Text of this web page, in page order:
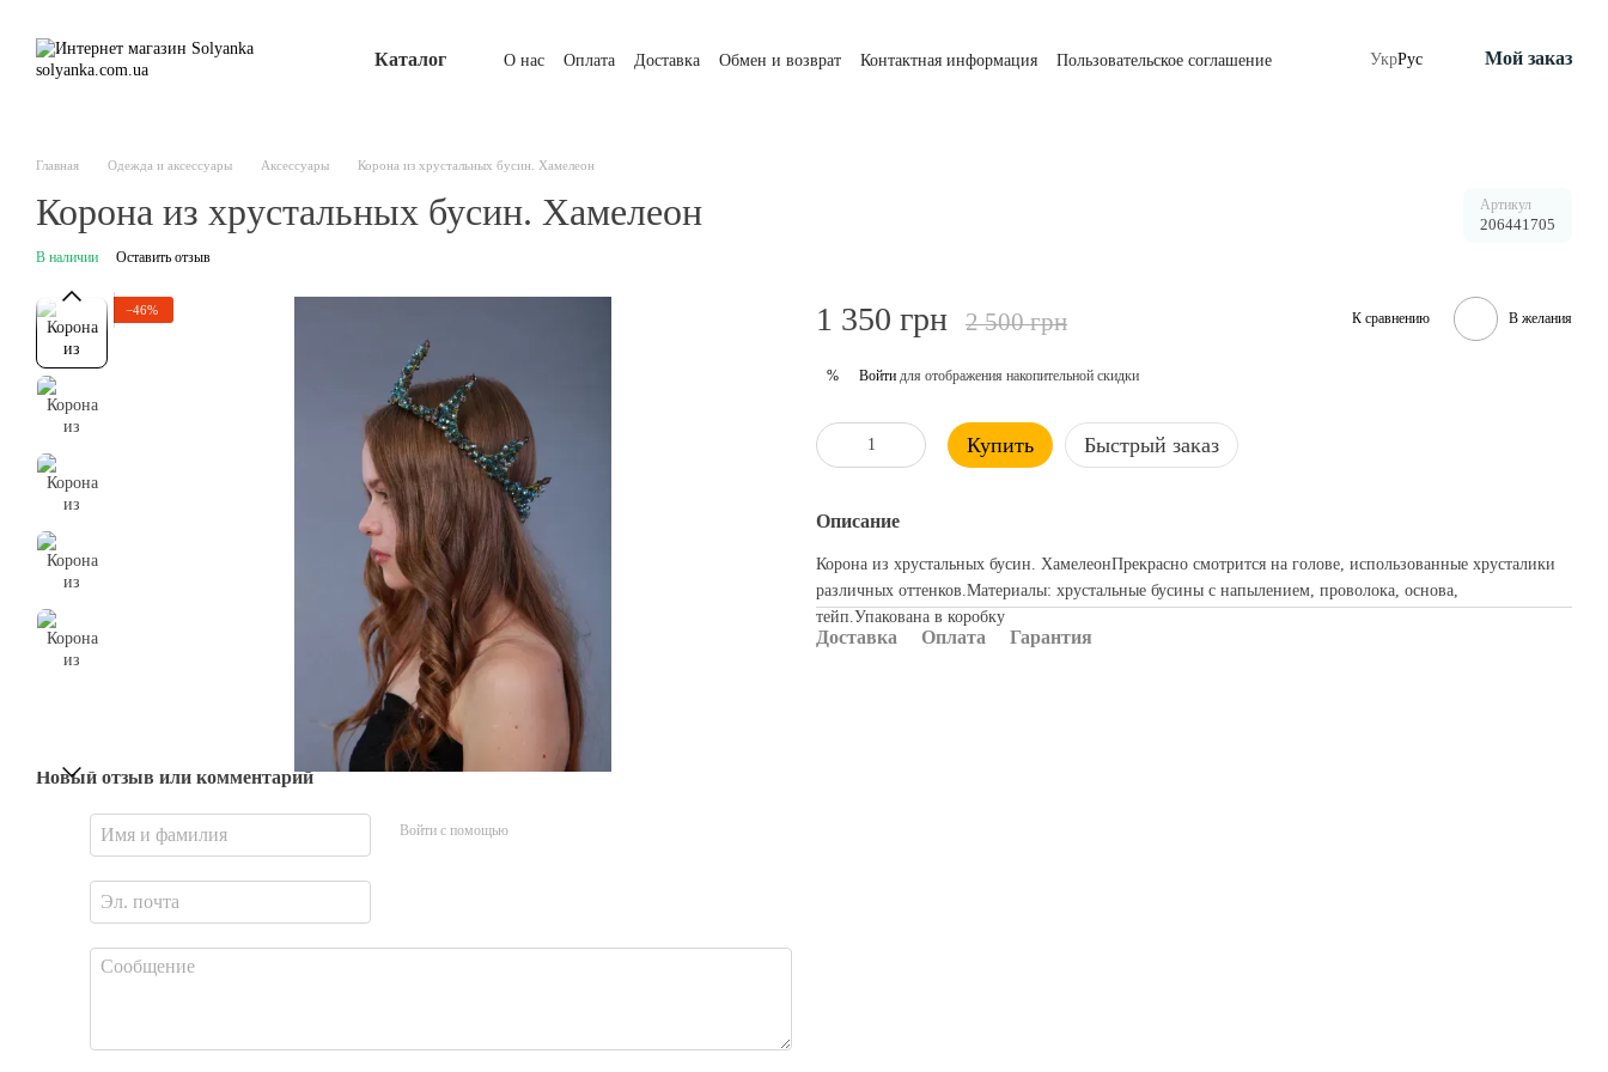
Каталог О нас Оплата Доставка Обмен и возврат Контактная информация Пользовательское соглашение УкрРус Мой заказ
Главная Одежда и аксессуары Аксессуары Корона из хрустальных бусин. Хамелеон
Корона из хрустальных бусин. Хамелеон Артикул
206441705
В наличии Оставить отзыв
−46%
Новый отзыв или комментарий
Войти с помощью
1 350 грн 2 500 грн К сравнению В желания
% Войти для отображения накопительной скидки
Купить Быстрый заказ
Описание
Корона из хрустальных бусин. ХамелеонПрекрасно смотрится на голове, использованные хрусталики
различных оттенков.Материалы: хрустальные бусины с напылением, проволока, основа,
тейп.Упакована в коробку
Доставка Оплата Гарантия